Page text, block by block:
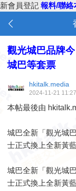
新會員登記 報料/聯絡
觀光城巴品牌
城巴等套票
hkitalk.media
2024-11-21 11:27
本帖最後由
城巴全新「觀光城
士正式換上全新黃
城巴全新「觀光城
士正式換上全新黃